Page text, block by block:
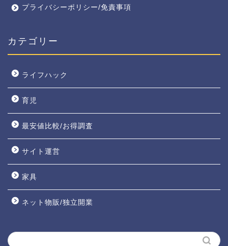
プライバシーポリシー/免責事項
カテゴリー
ライフハック
育児
最安値比較/お得調査
サイト運営
家具
ネット物販/独立開業